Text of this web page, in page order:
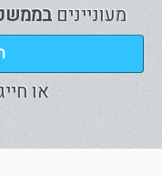
מעוניינים
או